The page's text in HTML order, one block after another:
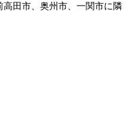
田市、奥州市、一関市に隣